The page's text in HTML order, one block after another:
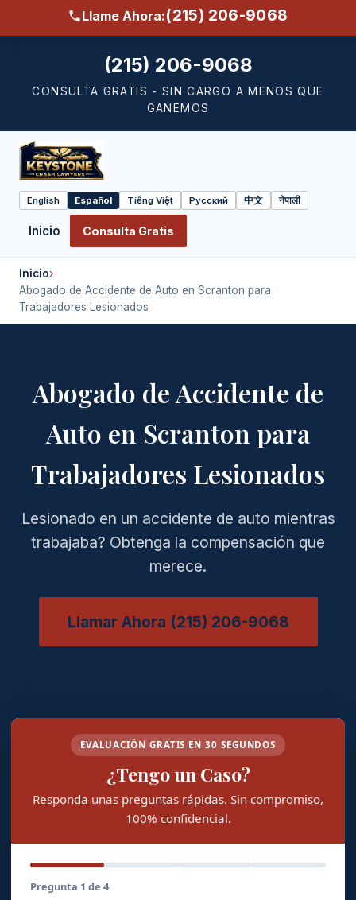
Llame Ahora:(215) 206-9068
(215) 206-9068
CONSULTA GRATIS - SIN CARGO A MENOS QUE
GANEMOS
Select
language
English Español Tiếng Việt Русский 中文 नेपाली
Inicio Consulta Gratis
Inicio›
Abogado de Accidente de Auto en Scranton para
Trabajadores Lesionados
Abogado de Accidente de
Auto en Scranton para
Trabajadores Lesionados
Lesionado en un accidente de auto mientras
trabajaba? Obtenga la compensación que
merece.
Llamar Ahora (215) 206-9068
EVALUACIÓN GRATIS EN 30 SEGUNDOS
¿Tengo un Caso?
Responda unas preguntas rápidas. Sin compromiso,
100% confidencial.
Pregunta 1 de 4